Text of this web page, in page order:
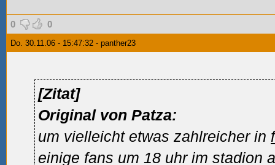
0 0
Do. 30.11.06 - 15:47:32 - panther23
[Zitat]
Original von Patza:
um vielleicht etwas zahlreicher in
einige fans um 18 uhr im stadion